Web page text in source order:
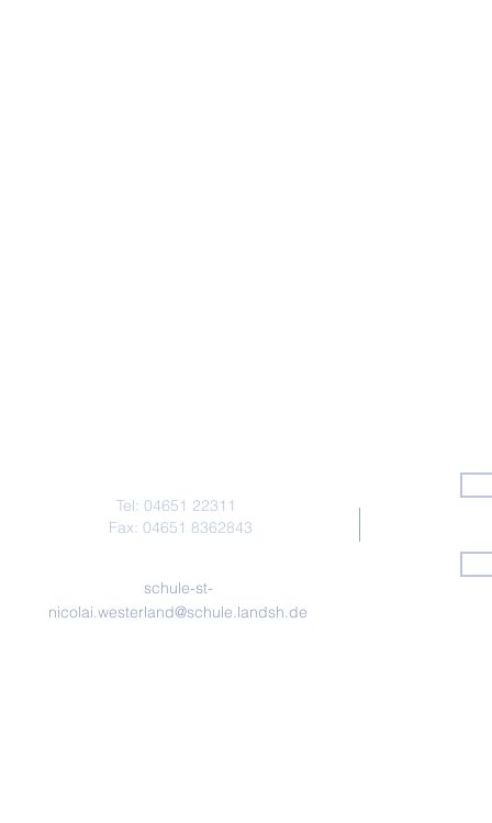
Tel: 04651 22311
Fax: 04651 8362843
schule-st-
nicolai.westerland@schule.landsh.de